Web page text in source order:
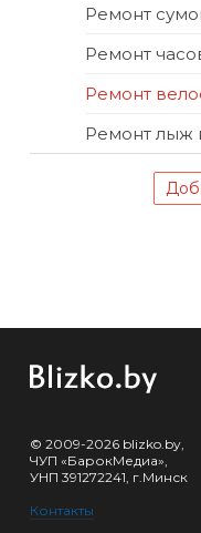
Ремонт
Ремонт
Ремонт
Ремонт лыж
© 2009-2026 blizko.by,
ЧУП «БарокМедиа»,
УНП 391272241, г.Минск
Контакты